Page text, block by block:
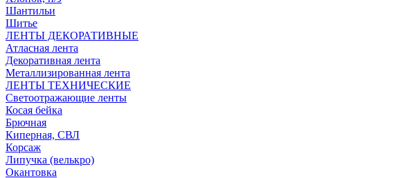
Шантильи
Шитье
ЛЕНТЫ ДЕКОРАТИВНЫЕ
Атласная лента
Декоративная лента
Металлизированная лента
ЛЕНТЫ ТЕХНИЧЕСКИЕ
Светоотражающие ленты
Косая бейка
Брючная
Киперная, СВЛ
Корсаж
Липучка (велькро)
Окантовка